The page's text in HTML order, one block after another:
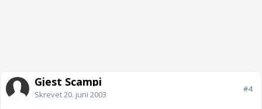
Gjest Scampi
Skrevet20. juni 2003
#4